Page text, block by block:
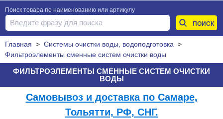
Поиск товара по наименованию или артикулу
Главная > Системы очистки воды, водоподготовка >
Фильтроэлементы сменные систем очистки воды
ФИЛЬТРОЭЛЕМЕНТЫ СМЕННЫЕ СИСТЕМ ОЧИСТКИ
ВОДЫ
Самовывоз и доставка по Самаре,
Тольятти, РФ, СНГ.